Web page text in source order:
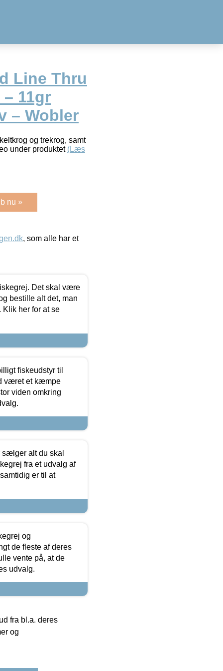
Line Thru
11gr
– Wobler
og trekrog, samt
under produktet (Læs
nu »
, som alle har et
Det skal være
bestille alt det, man
her for at se
fiskeudstyr til
været et kæmpe
viden omkring
alt du skal
fra et udvalg af
er til at
og
de fleste af deres
vente på, at de
udvalg.
fra bl.a. deres
og